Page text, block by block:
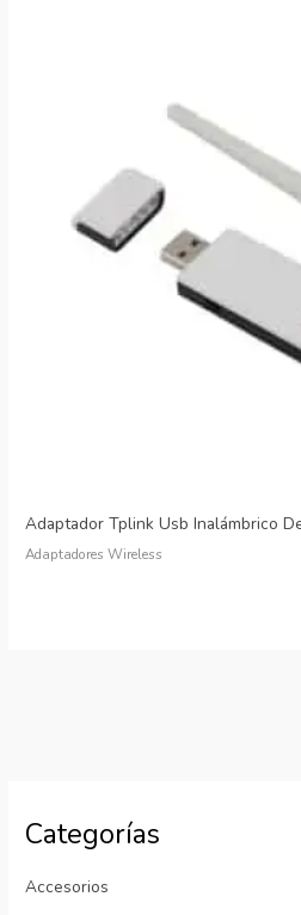
Categorías
Accesorios
Adaptador Tplink Usb Inalámbrico
Adaptadores Wireless